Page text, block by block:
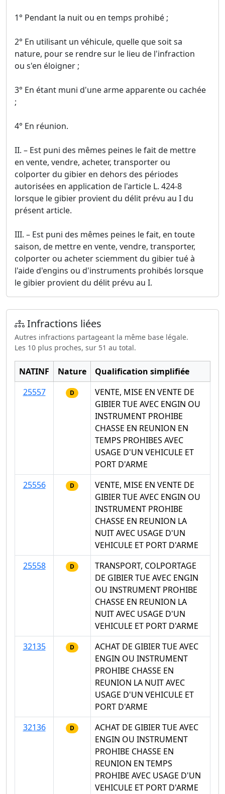
1° Pendant la nuit ou en temps prohibé ;
2° En utilisant un véhicule, quelle que soit sa
nature, pour se rendre sur le lieu de l'infraction
ou s'en éloigner ;
3° En étant muni d'une arme apparente ou cachée
;
4° En réunion.
II. – Est puni des mêmes peines le fait de mettre
en vente, vendre, acheter, transporter ou
colporter du gibier en dehors des périodes
autorisées en application de l'article L. 424-8
lorsque le gibier provient du délit prévu au I du
présent article.
III. – Est puni des mêmes peines le fait, en toute
saison, de mettre en vente, vendre, transporter,
colporter ou acheter sciemment du gibier tué à
l'aide d'engins ou d'instruments prohibés lorsque
le gibier provient du délit prévu au I.
Infractions liées
Autres infractions partageant la même base légale.
Les 10 plus proches, sur 51 au total.
NATINF Nature
Qualification simplifiée
25557
D
VENTE, MISE EN VENTE DE
GIBIER TUE AVEC ENGIN OU
INSTRUMENT PROHIBE
CHASSE EN REUNION EN
TEMPS PROHIBES AVEC
USAGE D'UN VEHICULE ET
PORT D'ARME
25556
D
VENTE, MISE EN VENTE DE
GIBIER TUE AVEC ENGIN OU
INSTRUMENT PROHIBE
CHASSE EN REUNION LA
NUIT AVEC USAGE D'UN
VEHICULE ET PORT D'ARME
25558
D
TRANSPORT, COLPORTAGE
DE GIBIER TUE AVEC ENGIN
OU INSTRUMENT PROHIBE
CHASSE EN REUNION LA
NUIT AVEC USAGE D'UN
VEHICULE ET PORT D'ARME
32135
D
ACHAT DE GIBIER TUE AVEC
ENGIN OU INSTRUMENT
PROHIBE CHASSE EN
REUNION LA NUIT AVEC
USAGE D'UN VEHICULE ET
PORT D'ARME
32136
D
ACHAT DE GIBIER TUE AVEC
ENGIN OU INSTRUMENT
PROHIBE CHASSE EN
REUNION EN TEMPS
PROHIBE AVEC USAGE D'UN
VEHICULE ET PORT D'ARME